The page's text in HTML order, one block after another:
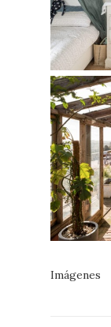
Imágenes